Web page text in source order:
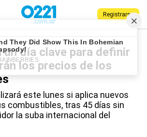
Registrarse
YPF
un día clave para definir
los precios de los
este lunes si aplica nuevos
combustibles, tras 45 días sin
la suba internacional del